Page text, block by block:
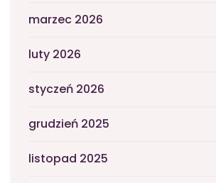
marzec 2026
luty 2026
styczeń 2026
grudzień 2025
listopad 2025